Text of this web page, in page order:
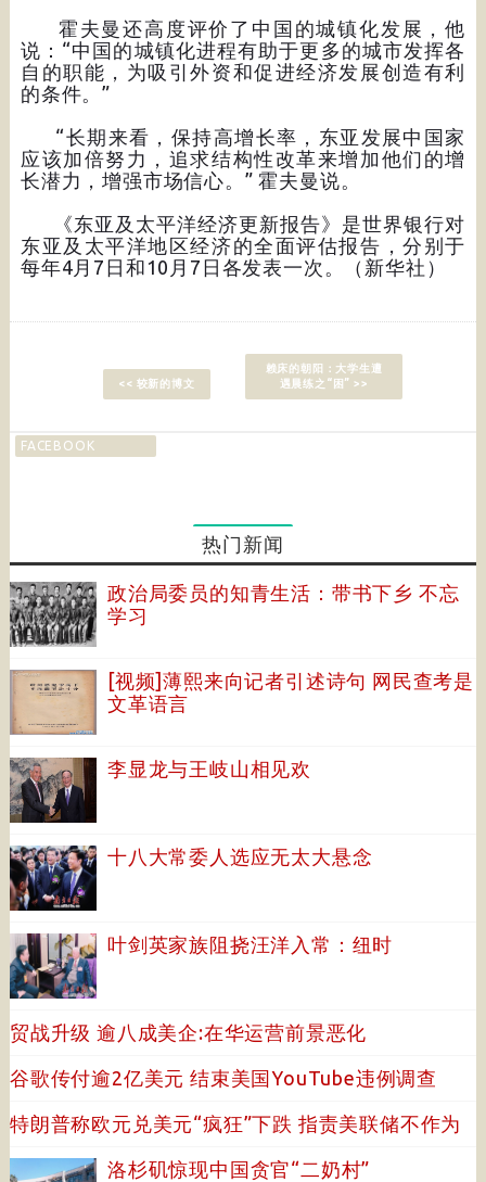
霍夫曼还高度评价了中国的城镇化发展，他
说：“中国的城镇化进程有助于更多的城市发挥各
自的职能，为吸引外资和促进经济发展创造有利
的条件。”
“长期来看，保持高增长率，东亚发展中国家
应该加倍努力，追求结构性改革来增加他们的增
长潜力，增强市场信心。” 霍夫曼说。
《东亚及太平洋经济更新报告》是世界银行对
东亚及太平洋地区经济的全面评估报告，分别于
每年4月7日和10月7日各发表一次。（新华社）
<< 较新的博文
赖床的朝阳：大学生遭
遇晨练之“困” >>
FACEBOOK
热门新闻
政治局委员的知青生活：带书下乡 不忘
学习
[视频]薄熙来向记者引述诗句 网民查考是
文革语言
李显龙与王岐山相见欢
十八大常委人选应无太大悬念
叶剑英家族阻挠汪洋入常：纽时
贸战升级 逾八成美企:在华运营前景恶化
谷歌传付逾2亿美元 结束美国YouTube违例调查
特朗普称欧元兑美元“疯狂”下跌 指责美联储不作为
洛杉矶惊现中国贪官“二奶村”